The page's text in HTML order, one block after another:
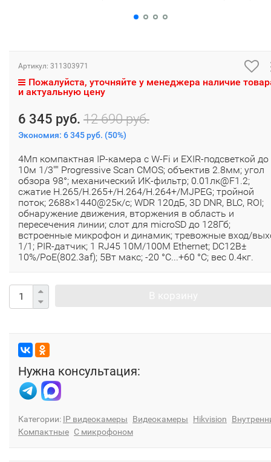
Артикул: 311303971
Пожалуйста, уточняйте у менеджера наличие
и актуальную цену
6 345 руб. 12 690 руб.
Экономия: 6 345 руб. (50%)
4Мп компактная IP-камера с W-Fi и EXIR-подсветкой до
10м 1/3"" Progressive Scan CMOS; объектив 2.8мм; угол
обзора 98°; механический ИК-фильтр; 0.01лк@F1.2;
сжатие H.265/H.265+/H.264/H.264+/MJPEG; тройной
поток; 2688×1440@25к/с; WDR 120дБ, 3D DNR, BLC, ROI;
обнаружение движения, вторжения в область и
пересечения линии; слот для microSD до 128Гб;
встроенные микрофон и динамик; тревожные вход/
1/1; PIR-датчик; 1 RJ45 10M/100M Ethernet; DC12В±
10%/PoE(802.3af); 5Вт макс; -20 °C...+60 °C; вес 0.4кг.
Нужна консультация:
Категории: IP видеокамеры Видеокамеры Hikvision
Компактные С микрофоном